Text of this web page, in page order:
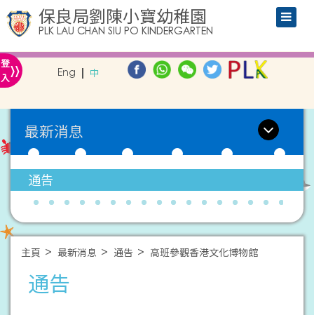
保良局劉陳小寶幼稚園
PLK LAU CHAN SIU PO KINDERGARTEN
登
入» Eng 中
最新消息
通告
主頁 最新消息 通告 高班參觀香港文化博物館
通告